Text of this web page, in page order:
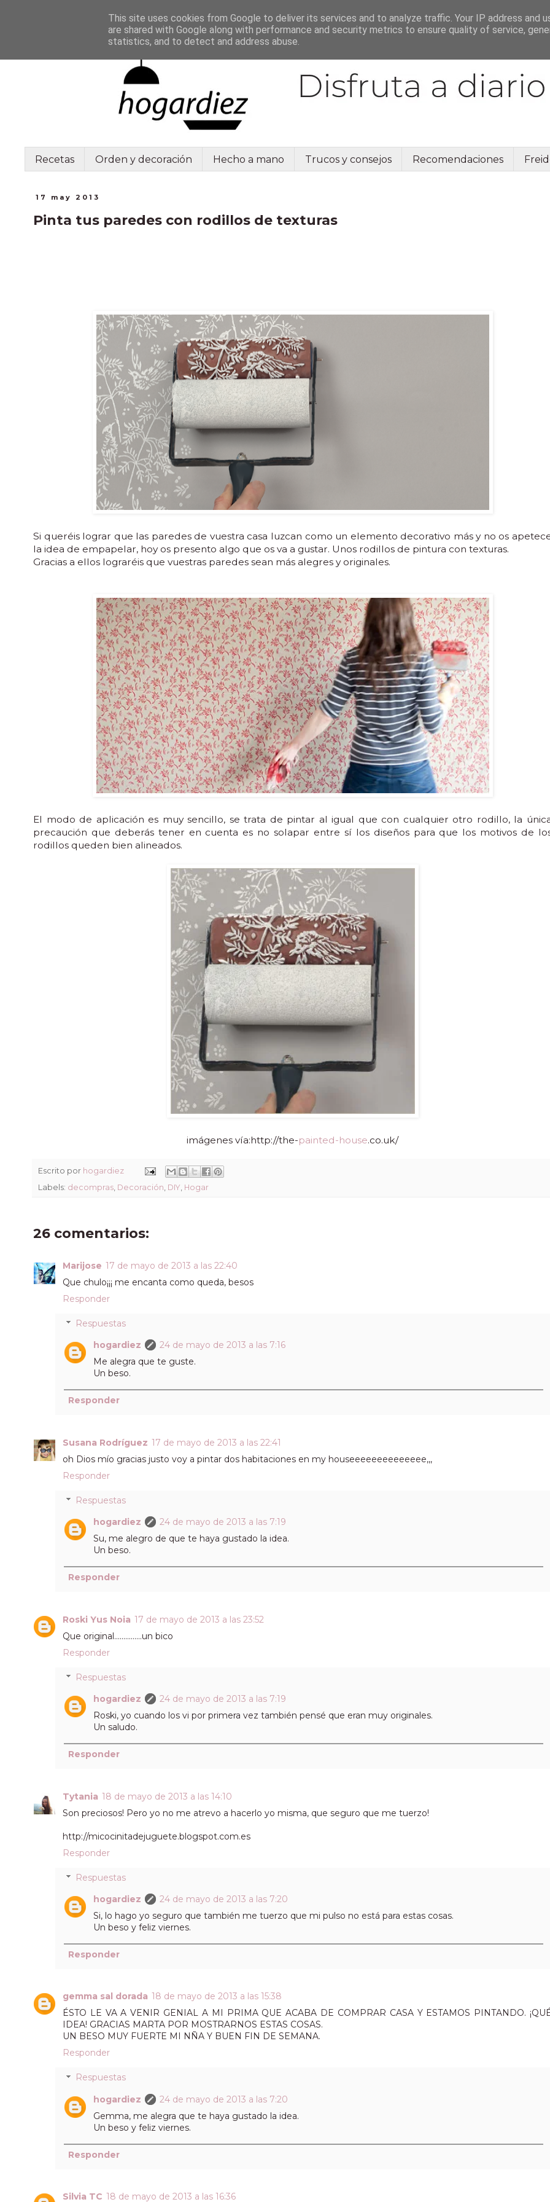
Recetas Orden y decoración Hecho a mano Trucos y consejos Recomendaciones
17 may 2013
Pinta tus paredes con rodillos de texturas
Si queréis lograr que las paredes de vuestra casa luzcan como un elemento decorativo más y no os
la idea de empapelar, hoy os presento algo que os va a gustar. Unos rodillos de pintura con texturas.
Gracias a ellos lograréis que vuestras paredes sean más alegres y originales.
El modo de aplicación es muy sencillo, se trata de pintar al igual que con cualquier otro rodillo, la
precaución que deberás tener en cuenta es no solapar entre sí los diseños para que los motivos de
rodillos queden bien alineados.
imágenes vía:http://the-painted-house.co.uk/
Escrito por hogardiez
Labels: decompras Decoración DIY Hogar
26 comentarios:
Marijose 17 de mayo de 2013 a las 22:40
Que chulo¡¡¡ me encanta como queda, besos
Responder
Respuestas
hogardiez
24 de mayo de 2013 a las 7:16
Me alegra que te guste.
Un beso.
Responder
Susana Rodríguez 17 de mayo de 2013 a las 22:41
oh Dios mío gracias justo voy a pintar dos habitaciones en my houseeeeeeeeeeeeee,,,
Responder
Respuestas
hogardiez
24 de mayo de 2013 a las 7:19
Su, me alegro de que te haya gustado la idea.
Un beso.
Responder
Roski Yus Noia 17 de mayo de 2013 a las 23:52
Que original...............un bico
Responder
Respuestas
hogardiez
24 de mayo de 2013 a las 7:19
Roski, yo cuando los vi por primera vez también pensé que eran muy originales.
Un saludo.
Responder
Tytania 18 de mayo de 2013 a las 14:10
Son preciosos! Pero yo no me atrevo a hacerlo yo misma, que seguro que me tuerzo!
http://micocinitadejuguete.blogspot.com.es
Responder
Respuestas
hogardiez
24 de mayo de 2013 a las 7:20
Si, lo hago yo seguro que también me tuerzo que mi pulso no está para estas cosas.
Un beso y feliz viernes.
Responder
gemma sal dorada 18 de mayo de 2013 a las 15:38
ÉSTO LE VA A VENIR GENIAL A MI PRIMA QUE ACABA DE COMPRAR CASA Y ESTAMOS PINTANDO.
IDEA! GRACIAS MARTA POR MOSTRARNOS ESTAS COSAS.
UN BESO MUY FUERTE MI NÑA Y BUEN FIN DE SEMANA.
Responder
Respuestas
hogardiez
24 de mayo de 2013 a las 7:20
Gemma, me alegra que te haya gustado la idea.
Un beso y feliz viernes.
Responder
Silvia TC 18 de mayo de 2013 a las 16:36
This site uses cookies from Google to deliver its services and to analyze traffic. Your IP address and
are shared with Google along with performance and security metrics to ensure quality of service,
statistics, and to detect and address abuse.